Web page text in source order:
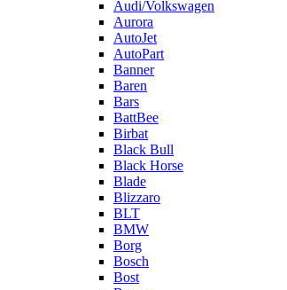
Audi/Volkswagen
Aurora
AutoJet
AutoPart
Banner
Baren
Bars
BattBee
Birbat
Black Bull
Black Horse
Blade
Blizzaro
BLT
BMW
Borg
Bosch
Bost